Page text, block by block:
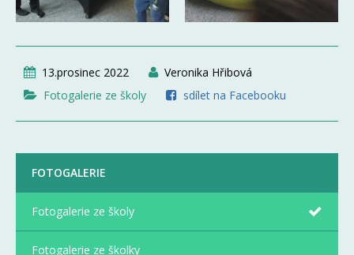
13.prosinec 2022
Veronika Hřibová
Fotogalerie ze školy
sdílet na Facebooku
FOTOGALERIE
Fotogalerie ze školy
Fotogalerie ze školky